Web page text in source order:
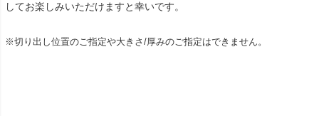
してお楽しみいただけますと幸いです。
※切り出し位置のご指定や大きさ/厚みのご指定はできません。